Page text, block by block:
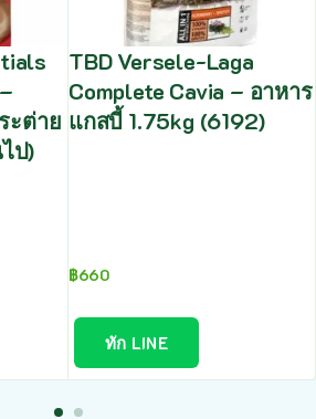
ะต่าย
ป)
TBD Versele-Laga
Complete Cavia – อาหาร
แกสบี้ 1.75kg (6192)
฿660
ทัก LINE